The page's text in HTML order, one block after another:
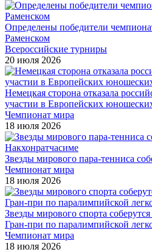
Определены победители
Раменском
Всероссийские турниры
20 июля 2026
Немецкая сторона отказала
участии в Европейских
Чемпионат мира
18 июля 2026
Звезды мирового пара-тенниса
Чемпионат мира
18 июля 2026
Звезды мирового спорта соберутся
Гран-при по паралимпийской
Чемпионат мира
18 июля 2026